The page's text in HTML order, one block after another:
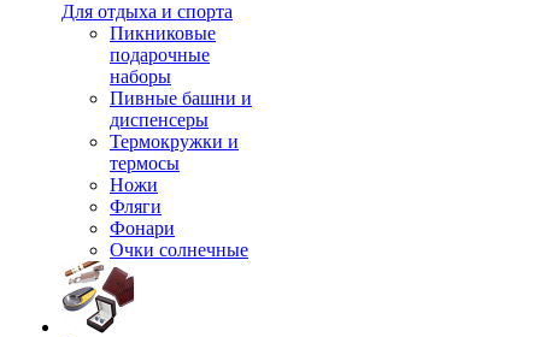
Для отдыха и спорта
Пикниковые
подарочные
наборы
Пивные башни и
диспенсеры
Термокружки и
термосы
Ножи
Фляги
Фонари
Очки солнечные